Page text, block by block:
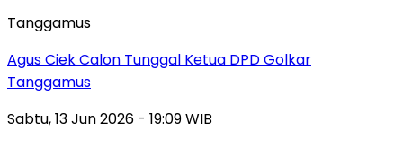
Tanggamus
Agus Ciek Calon Tunggal Ketua DPD Golkar
Tanggamus
Sabtu, 13 Jun 2026 - 19:09 WIB